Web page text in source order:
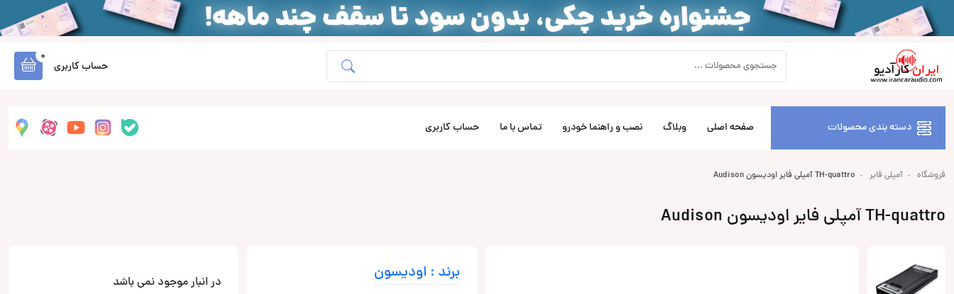
حساب کاربری
0
دسته بندی محصولات صفحه اصلی وبلاگ نصب و راهنما خودرو تماس با ما حساب کاربری
فروشگاه آمپلی فایر TH-quattro آمپلی فایر اودیسون Audison
TH-quattro آمپلی فایر اودیسون Audison
برند : اودیسون
در انبار موجود نمی باشد